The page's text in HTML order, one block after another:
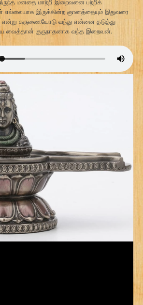
எல்லையாக இருக்கின்ற ஞானத்தையும் இதுவரை
என்று கருணையோடு வந்து என்னை தடுத்து
வைத்தான் குருநாதனாக வந்த இறைவன்.